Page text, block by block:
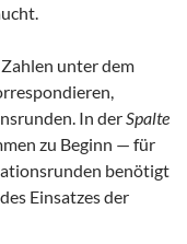
unter dem
In der Spalte
zu Beginn — für
benötigt
Einsatzes der